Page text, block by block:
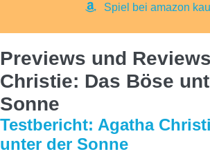
Spiel bei amazon
Previews und
Christie: Das Böse
Sonne
Testbericht: Agatha
unter der Sonne